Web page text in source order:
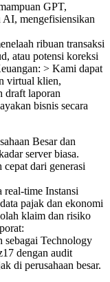
GPT,
AI, mengefisiensikan
ribuan transaksi
atau potensi koreksi
> Kami dapat
virtual klien,
draft laporan
bisnis secara
Besar dan
server biasa.
dari generasi
real-time Instansi
pajak dan ekonomi
klaim dan risiko
sebagai Technology
dengan audit
di perusahaan besar.